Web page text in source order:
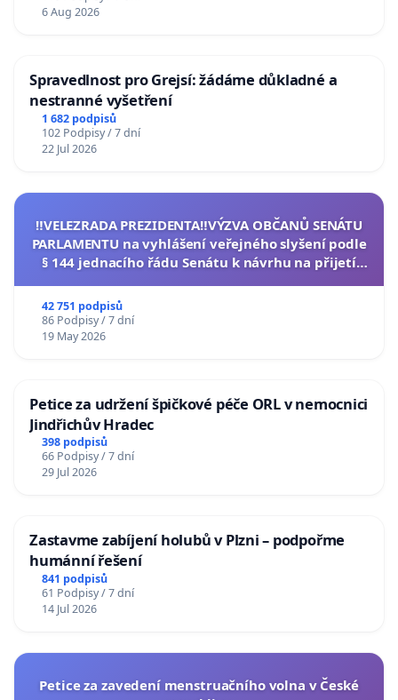
6 Aug 2026
Spravedlnost pro Grejsí: žádáme důkladné a
nestranné vyšetření
1 682 podpisů
102 Podpisy / 7 dní
22 Jul 2026
‼️VELEZRADA PREZIDENTA‼️VÝZVA OBČANŮ SENÁTU
PARLAMENTU na vyhlášení veřejného slyšení podle
§ 144 jednacího řádu Senátu k návrhu na přijetí
42 751 podpisů
86 Podpisy / 7 dní
19 May 2026
Petice za udržení špičkové péče ORL v nemocnici
Jindřichův Hradec
398 podpisů
66 Podpisy / 7 dní
29 Jul 2026
Zastavme zabíjení holubů v Plzni – podpořme
humánní řešení
841 podpisů
61 Podpisy / 7 dní
14 Jul 2026
Petice za zavedení menstruačního volna v České